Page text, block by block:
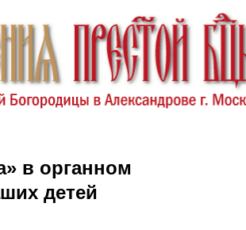
в органном
детей